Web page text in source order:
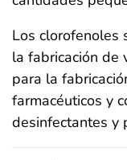
Los clorofenoles
la fabricación de
para la
farmacéuticos y
desinfectantes y